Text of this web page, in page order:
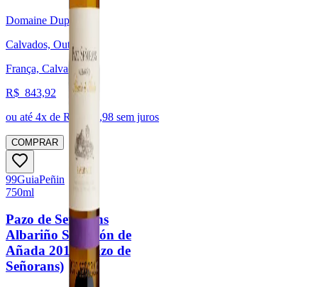
Domaine Dupont
Calvados, Outras
França, Calvados
R$ 843,92
ou até 4x de R$ 210,98 sem juros
COMPRAR
99GuiaPeñin
750ml
Pazo de Señorans
Albariño Selección de
Añada 2014 (Pazo de
Señorans)